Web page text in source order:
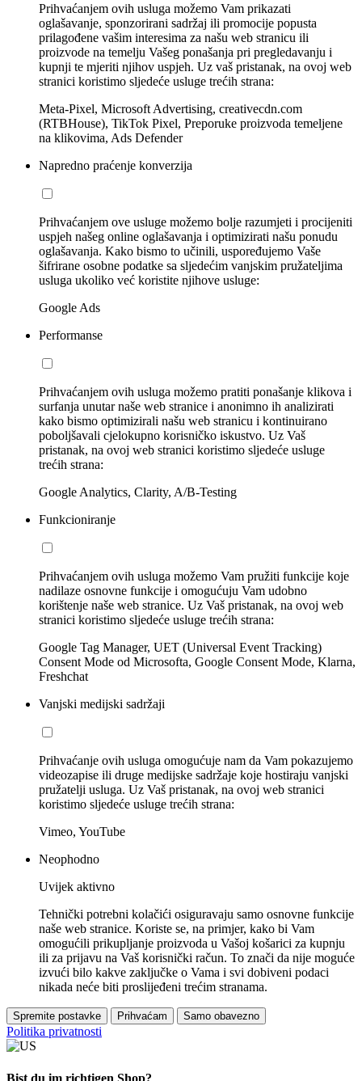
Prihvaćanjem ovih usluga možemo Vam prikazati
oglašavanje, sponzorirani sadržaj ili promocije popusta
prilagođene vašim interesima za našu web stranicu ili
proizvode na temelju Vašeg ponašanja pri pregledavanju i
kupnji te mjeriti njihov uspjeh. Uz vaš pristanak, na ovoj web
stranici koristimo sljedeće usluge trećih strana:
Meta-Pixel, Microsoft Advertising, creativecdn.com
(RTBHouse), TikTok Pixel, Preporuke proizvoda temeljene
na klikovima, Ads Defender
Napredno praćenje konverzija
Prihvaćanjem ove usluge možemo bolje razumjeti i procijeniti
uspjeh našeg online oglašavanja i optimizirati našu ponudu
oglašavanja. Kako bismo to učinili, uspoređujemo Vaše
šifrirane osobne podatke sa sljedećim vanjskim pružateljima
usluga ukoliko već koristite njihove usluge:
Google Ads
Performanse
Prihvaćanjem ovih usluga možemo pratiti ponašanje klikova i
surfanja unutar naše web stranice i anonimno ih analizirati
kako bismo optimizirali našu web stranicu i kontinuirano
poboljšavali cjelokupno korisničko iskustvo. Uz Vaš
pristanak, na ovoj web stranici koristimo sljedeće usluge
trećih strana:
Google Analytics, Clarity, A/B-Testing
Funkcioniranje
Prihvaćanjem ovih usluga možemo Vam pružiti funkcije koje
nadilaze osnovne funkcije i omogućuju Vam udobno
korištenje naše web stranice. Uz Vaš pristanak, na ovoj web
stranici koristimo sljedeće usluge trećih strana:
Google Tag Manager, UET (Universal Event Tracking)
Consent Mode od Microsofta, Google Consent Mode, Klarna,
Freshchat
Vanjski medijski sadržaji
Prihvaćanje ovih usluga omogućuje nam da Vam pokazujemo
videozapise ili druge medijske sadržaje koje hostiraju vanjski
pružatelji usluga. Uz Vaš pristanak, na ovoj web stranici
koristimo sljedeće usluge trećih strana:
Vimeo, YouTube
Neophodno
Uvijek aktivno
Tehnički potrebni kolačići osiguravaju samo osnovne funkcije
naše web stranice. Koriste se, na primjer, kako bi Vam
omogućili prikupljanje proizvoda u Vašoj košarici za kupnju
ili za prijavu na Vaš korisnički račun. To znači da nije moguće
izvući bilo kakve zaključke o Vama i svi dobiveni podaci
nikada neće biti proslijeđeni trećim stranama.
Spremite postavke Prihvaćam Samo obavezno
Politika privatnosti
Bist du im richtigen Shop?